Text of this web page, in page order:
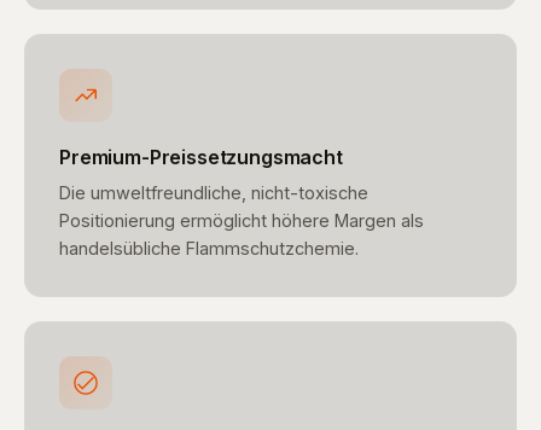
Premium-Preissetzungsmacht
Die umweltfreundliche, nicht-toxische
Positionierung ermöglicht höhere Margen als
handelsübliche Flammschutzchemie.